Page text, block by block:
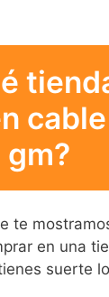
gm?
te
en una
suerte